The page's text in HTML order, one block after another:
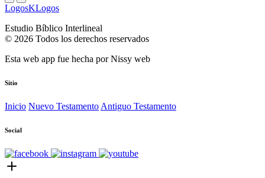
LogosKLogos
Estudio Bíblico Interlineal
© 2026 Todos los derechos reservados
Esta web app fue hecha porNissy web
Sitio
Inicio Nuevo Testamento Antiguo Testamento
Social